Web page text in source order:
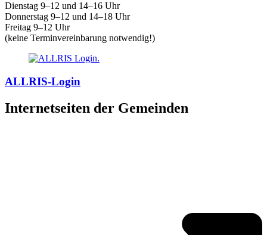
Dienstag 9–12 und 14–16 Uhr
Donnerstag 9–12 und 14–18 Uhr
Freitag 9–12 Uhr
(keine Terminvereinbarung notwendig!)
ALLRIS-Login
Internetseiten der Gemeinden